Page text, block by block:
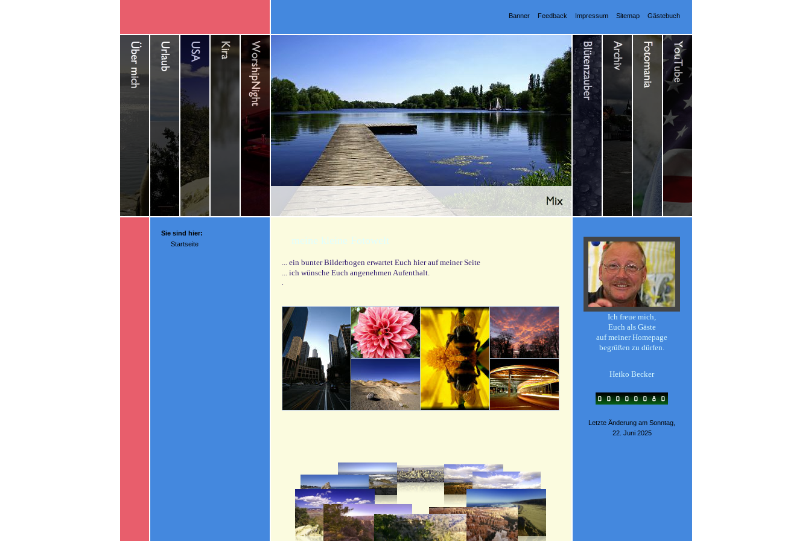
Banner Feedback Impressum Sitemap Gästebuch
Sie sind hier:
Startseite
meine kleine Fotowelt
... ein bunter Bilderbogen erwartet Euch hier auf meiner Seite
... ich wünsche Euch angenehmen Aufenthalt.
Ich freue mich,
Euch als Gäste
auf meiner Homepage
begrüßen zu dürfen.
Heiko Becker
Letzte Änderung am Sonntag,
22. Juni 2025